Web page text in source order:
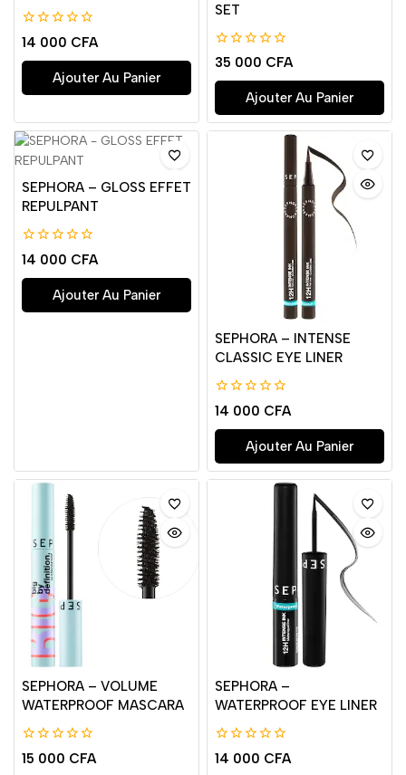
0
de
5
14 000 CFA
Ajouter Au Panier
SET
0
de
5
35 000 CFA
Ajouter Au Panier
SEPHORA – GLOSS EFFET
REPULPANT
0
de
5
14 000 CFA
Ajouter Au Panier
SEPHORA – INTENSE
CLASSIC EYE LINER
0
de
5
14 000 CFA
Ajouter Au Panier
SEPHORA – VOLUME
WATERPROOF MASCARA
0
de
15 000 CFA
SEPHORA –
WATERPROOF EYE LINER
0
de
14 000 CFA